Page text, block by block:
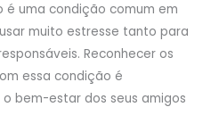
é uma condição comum em
muito estresse tanto para
Reconhecer os
essa condição é
bem-estar dos seus amigos